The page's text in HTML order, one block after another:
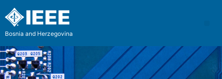
Bosnia and Herzegovina